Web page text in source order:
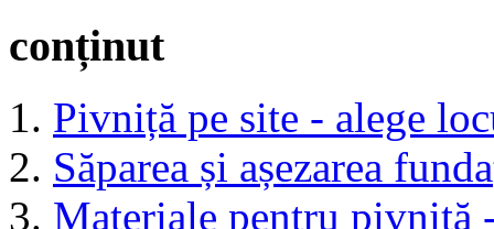
conținut
Pivniță pe site - alege
Săparea și așezarea
Materiale pentru pivniță